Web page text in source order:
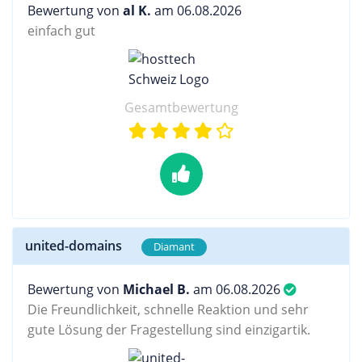
Bewertung von al K. am 06.08.2026
einfach gut
Gesamtbewertung
united-domains Diamant
Bewertung von Michael B. am 06.08.2026
Die Freundlichkeit, schnelle Reaktion und sehr
gute Lösung der Fragestellung sind einzigartik.